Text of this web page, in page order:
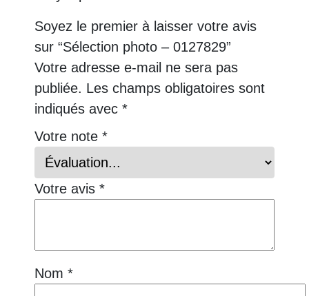
Soyez le premier à laisser votre avis
sur “Sélection photo – 0127829”
Votre adresse e-mail ne sera pas
publiée. Les champs obligatoires sont
indiqués avec *
Votre note *
Votre avis *
Nom *